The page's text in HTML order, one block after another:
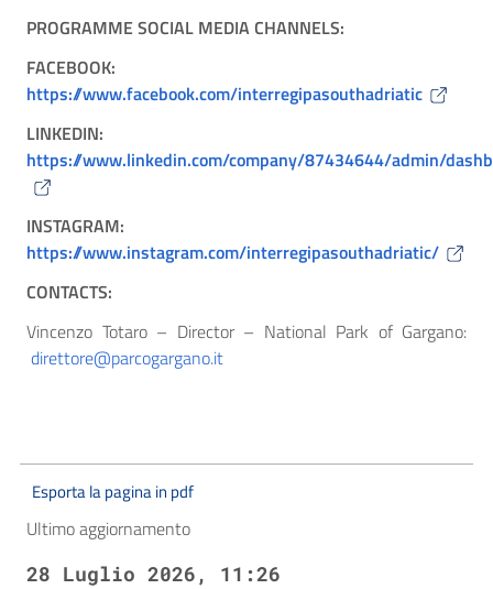
PROGRAMME SOCIAL MEDIA CHANNELS:
FACEBOOK:
https://www.facebook.com/interregipasouthadriatic
LINKEDIN:
https://www.linkedin.com/company/87434644/admin/
INSTAGRAM:
https://www.instagram.com/interregipasouthadriatic/
CONTACTS:
Vincenzo Totaro – Director – National Park of Gargano:
direttore@parcogargano.it
Esporta la pagina in pdf
Ultimo aggiornamento
28 Luglio 2026, 11:26